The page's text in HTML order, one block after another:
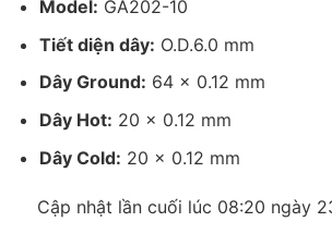
Model: GA202-10
Tiết diện dây: O.D.6.0 mm
Dây Ground: 64 x 0.12 mm
Dây Hot: 20 x 0.12 mm
Dây Cold: 20 x 0.12 mm
Cập nhật lần cuối lúc 08:20 ngày